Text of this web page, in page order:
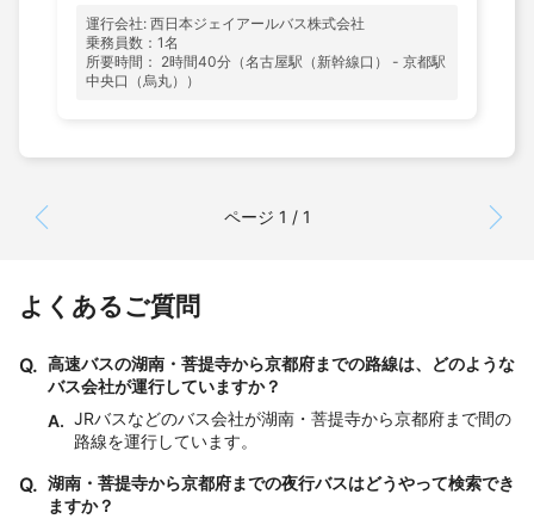
運行会社: 西日本ジェイアールバス株式会社
乗務員数：1名
所要時間： 2時間40分（名古屋駅（新幹線口） - 京都駅
中央口（烏丸））
ページ 1 / 1
よくあるご質問
Q. 高速バスの湖南・菩提寺から京都府までの路線は、どのような
バス会社が運行していますか？
A. JRバスなどのバス会社が湖南・菩提寺から京都府まで間の
路線を運行しています。
Q. 湖南・菩提寺から京都府までの夜行バスはどうやって検索でき
ますか？